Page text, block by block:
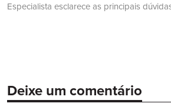
Especialista esclarece as principais
Deixe um comentário